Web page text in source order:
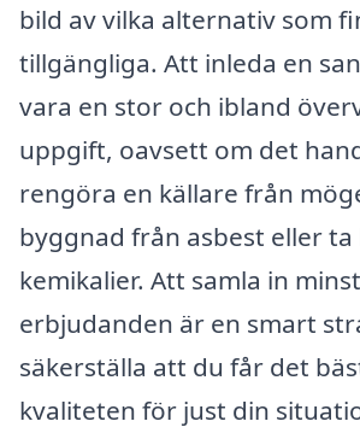
bild av vilka alternativ som
tillgängliga. Att inleda en
vara en stor och ibland
uppgift, oavsett om det
rengöra en källare från
byggnad från asbest eller
kemikalier. Att samla in
erbjudanden är en smart
säkerställa att du får det
kvaliteten för just din